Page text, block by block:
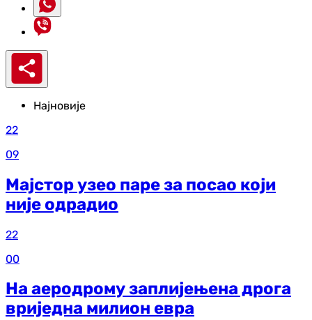
Најновије
22
09
Мајстор узео паре за посао који
није одрадио
22
00
На аеродрому заплијењена дрога
вриједна милион евра